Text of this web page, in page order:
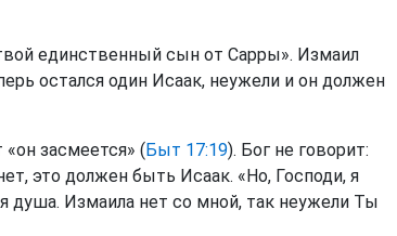
единственный сын от Сарры». Измаил
остался один Исаак, неужели и он должен
засмеется» (Быт 17:19). Бог не говорит:
это должен быть Исаак. «Но, Господи, я
душа. Измаила нет со мной, так неужели Ты